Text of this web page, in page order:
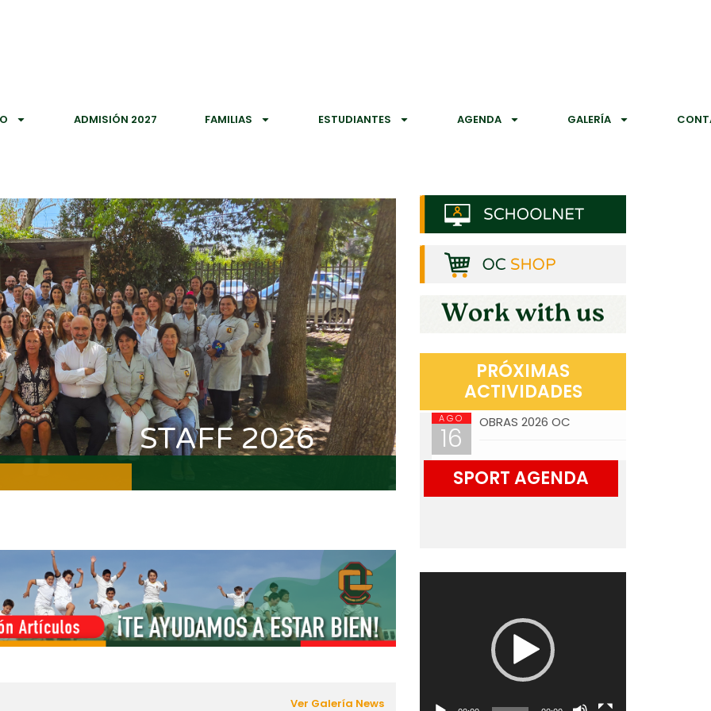
ADMISIÓN 2027 FAMILIAS ESTUDIANTES AGENDA GALERÍA
STAFF 2026
Ver Galería News
PRÓXIMAS
ACTIVIDADES
AGO
16
OBRAS 2026 OC
SPORT AGENDA